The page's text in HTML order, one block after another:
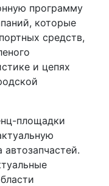
программу
которые
средств,
и цепях
площадки